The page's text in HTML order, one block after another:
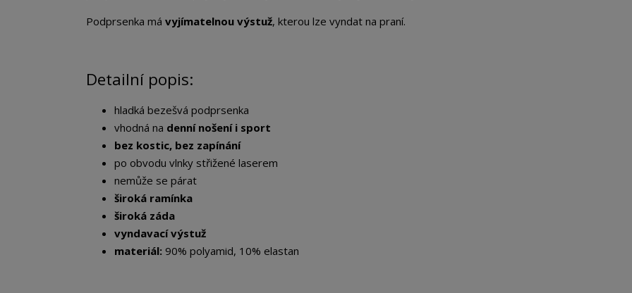
Podprsenka má vyjímatelnou výstuž, kterou lze vyndat na praní.
Detailní popis:
hladká bezešvá podprsenka
vhodná na denní nošení i sport
bez kostic, bez zapínání
po obvodu vlnky střižené laserem
nemůže se párat
široká ramínka
široká záda
vyndavací výstuž
materiál: 90% polyamid, 10% elastan